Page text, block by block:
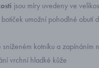
jsou míry uvedeny ve
umožní pohodlné obutí
kotníku a zapínáním
vrchní hladké kůže